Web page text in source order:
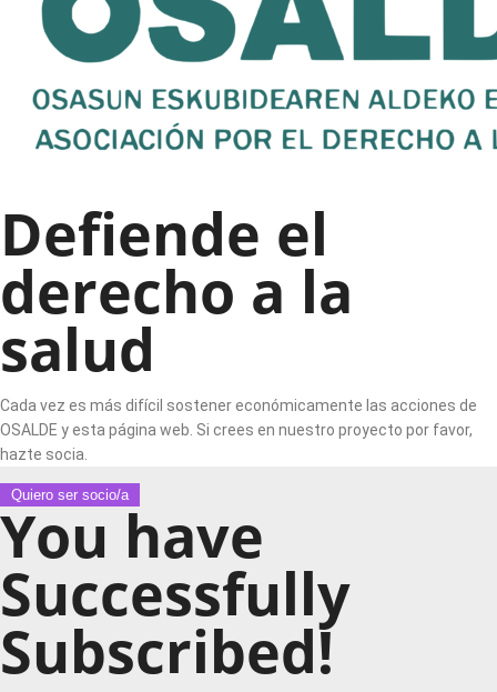
Defiende el
derecho a la
salud
Cada vez es más difícil sostener económicamente las acciones de
OSALDE y esta página web. Si crees en nuestro proyecto por favor,
hazte socia.
Quiero ser socio/a
You have
Successfully
Subscribed!